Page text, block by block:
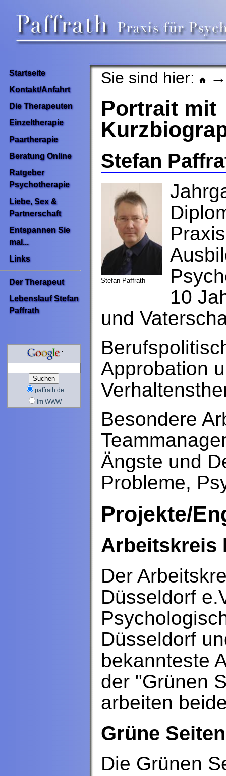
Startseite
Kontakt/Anfahrt
Die Therapeuten
Einzeltherapie
Paartherapie
Beratung Online
Ratgeber
Psychotherapie
Liebe, Sex &
Partnerschaft
Entspannen Sie
mal...
Links
Der Therapeut
Lebenslauf Stefan
Paffrath
paffrath.de
im WWW
Sie sind hier: →
Portrait mit
Stefan
Stefan Paffrath
10
und
Approbation
Besondere
Ängste und
Probleme,
Projekte/
Arbeitskreis
Der
Düsseldorf
Düsseldorf
bekannteste
der "Grünen
arbeiten
Grüne
Die Grünen